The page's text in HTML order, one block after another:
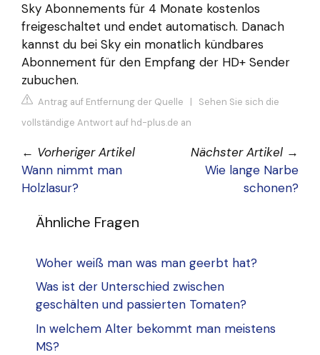
Sky Abonnements für 4 Monate kostenlos
freigeschaltet und endet automatisch. Danach
kannst du bei Sky ein monatlich kündbares
Abonnement für den Empfang der HD+ Sender
zubuchen.
Antrag auf Entfernung der Quelle | Sehen Sie sich die
vollständige Antwort auf hd-plus.de an
← Vorheriger Artikel
Wann nimmt man
Holzlasur?
Nächster Artikel →
Wie lange Narbe
schonen?
Ähnliche Fragen
Woher weiß man was man geerbt hat?
Was ist der Unterschied zwischen
geschälten und passierten Tomaten?
In welchem Alter bekommt man meistens
MS?